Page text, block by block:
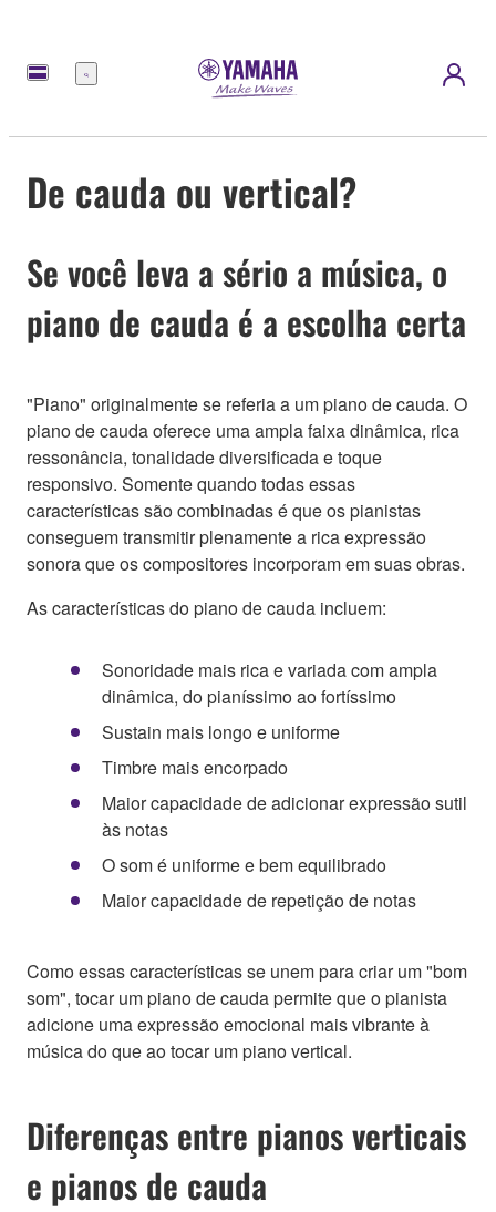
Menu
De cauda ou vertical?
Se você leva a sério a música, o
piano de cauda é a escolha certa
"Piano" originalmente se referia a um piano de cauda. O
piano de cauda oferece uma ampla faixa dinâmica, rica
ressonância, tonalidade diversificada e toque
responsivo. Somente quando todas essas
características são combinadas é que os pianistas
conseguem transmitir plenamente a rica expressão
sonora que os compositores incorporam em suas obras.
As características do piano de cauda incluem:
Sonoridade mais rica e variada com ampla
dinâmica, do pianíssimo ao fortíssimo
Sustain mais longo e uniforme
Timbre mais encorpado
Maior capacidade de adicionar expressão sutil
às notas
O som é uniforme e bem equilibrado
Maior capacidade de repetição de notas
Como essas características se unem para criar um "bom
som", tocar um piano de cauda permite que o pianista
adicione uma expressão emocional mais vibrante à
música do que ao tocar um piano vertical.
Diferenças entre pianos verticais
e pianos de cauda